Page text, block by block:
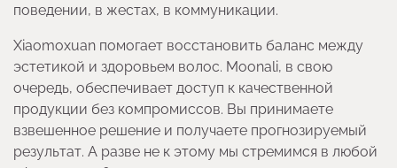
поведении, в жестах, в коммуникации.
Xiaomoxuan помогает восстановить баланс между
эстетикой и здоровьем волос. Moonali, в свою
очередь, обеспечивает доступ к качественной
продукции без компромиссов. Вы принимаете
взвешенное решение и получаете прогнозируемый
результат. А разве не к этому мы стремимся в любой